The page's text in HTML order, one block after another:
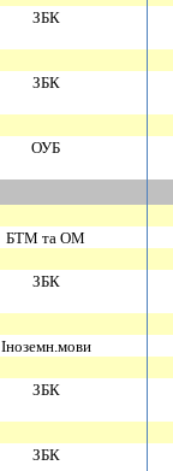
ЗБК
ЗБК
ОУБ
БТМ та ОМ
ЗБК
Iноземн.мови
ЗБК
ЗБК